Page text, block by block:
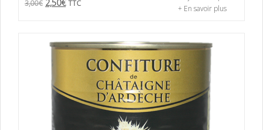
3,00€ 2,50€ TTC
+ En savoir plus